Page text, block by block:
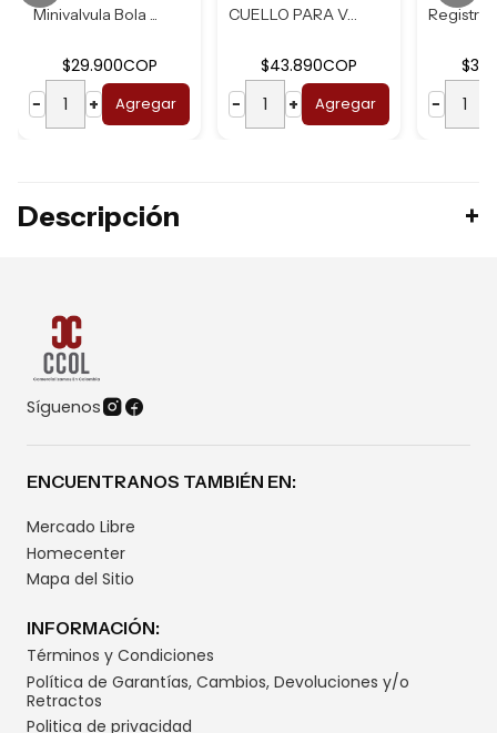
Minivalvula Bola ...
$29.900COP
−
+ Agregar
CUELLO PARA VALVU...
$43.890COP
−
+ Agregar
−
Descripción
Síguenos
ENCUENTRANOS TAMBIÉN EN:
Mercado Libre
Homecenter
Mapa del Sitio
INFORMACIÓN:
Términos y Condiciones
Política de Garantías, Cambios, Devoluciones y/o
Retractos
Politica de privacidad